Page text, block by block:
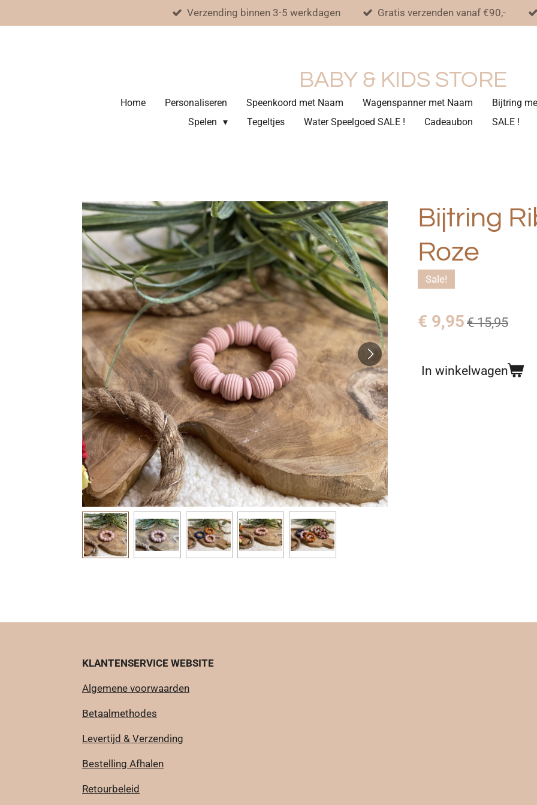
direct
Verzending binnen 3-5 werkdagen Gratis verzenden vanaf €90,-
BABY & KIDS STORE
Home Personaliseren Speenkoord met Naam Wagenspanner met Naam
Bijtring
Spelen
Tegeltjes Water Speelgoed SALE ! Cadeaubon SALE !
Bijtring
Roze
Sale!
€ 9,95 € 15,95
In winkelwagen
KLANTENSERVICE WEBSITE
Algemene voorwaarden
Betaalmethodes
Levertijd & Verzending
Bestelling Afhalen
Retourbeleid